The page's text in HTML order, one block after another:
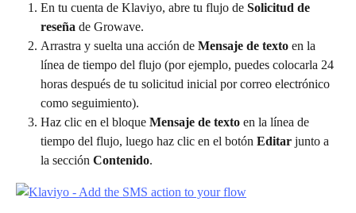
En tu cuenta de Klaviyo, abre tu flujo de Solicitud de
reseña de Growave.
Arrastra y suelta una acción de Mensaje de texto en la
línea de tiempo del flujo (por ejemplo, puedes colocarla 24
horas después de tu solicitud inicial por correo electrónico
como seguimiento).
Haz clic en el bloque Mensaje de texto en la línea de
tiempo del flujo, luego haz clic en el botón Editar junto a
la sección Contenido.